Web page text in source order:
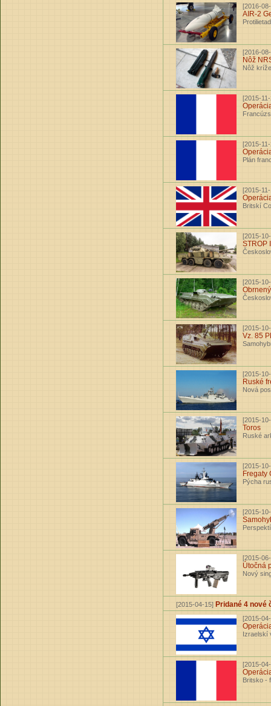
[2016-
AIR-2
[2016-
Nôž
Nôž
[2015-
[2015-
Plán
[2015-
Britskí
[2015-
STROP
[2015-
[2015-
Vz. 85
[2015-
Ruské
Nová
[2015-
Toros
Ruské
[2015-
Fregaty
Pýcha
[2015-
[2015-
Útočná
Nový
[2015-04-15] Pridané 4 nové
[2015-
Izraelskí
[2015-
Britsko -